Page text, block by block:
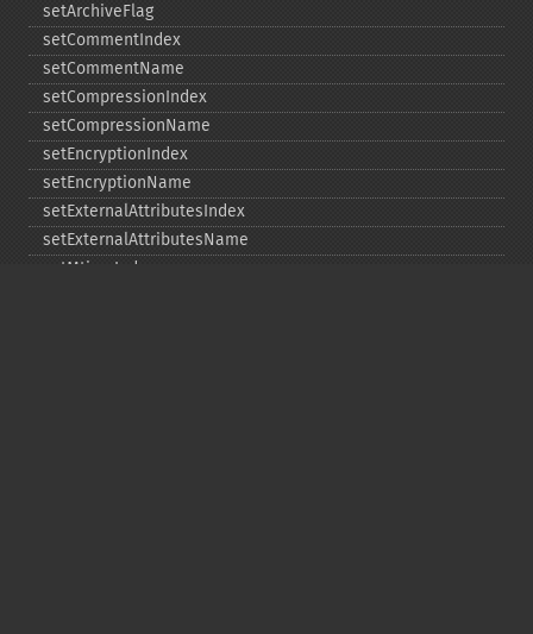
setArchiveFlag
setCommentIndex
setCommentName
setCompressionIndex
setCompressionName
setEncryptionIndex
setEncryptionName
setExternalAttributesIndex
setExternalAttributesName
setMtimeIndex